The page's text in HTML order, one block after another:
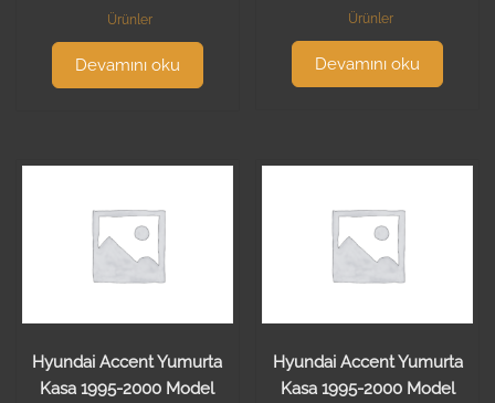
Ürünler
Devamını oku
Ürünler
Devamını oku
Hyundai Accent Yumurta
Kasa 1995-2000 Model
Hyundai Accent Yumurta
Kasa 1995-2000 Model